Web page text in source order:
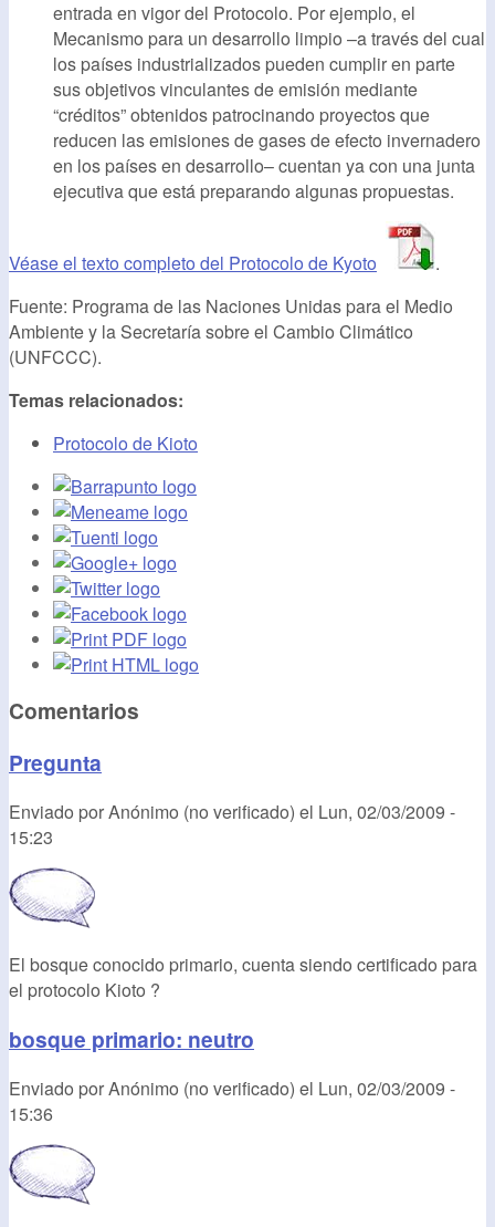
entrada en vigor del Protocolo. Por ejemplo, el
Mecanismo para un desarrollo limpio –a través del cual
los países industrializados pueden cumplir en parte
sus objetivos vinculantes de emisión mediante
“créditos” obtenidos patrocinando proyectos que
reducen las emisiones de gases de efecto invernadero
en los países en desarrollo– cuentan ya con una junta
ejecutiva que está preparando algunas propuestas.
Véase el texto completo del Protocolo de Kyoto
.
Fuente: Programa de las Naciones Unidas para el Medio
Ambiente y la Secretaría sobre el Cambio Climático
(UNFCCC).
Temas relacionados:
Protocolo de Kioto
Comentarios
Pregunta
Enviado porAnónimo (no verificado) el Lun, 02/03/2009 -
15:23
El bosque conocido primario, cuenta siendo certificado para
el protocolo Kioto ?
bosque primario: neutro
Enviado porAnónimo (no verificado) el Lun, 02/03/2009 -
15:36